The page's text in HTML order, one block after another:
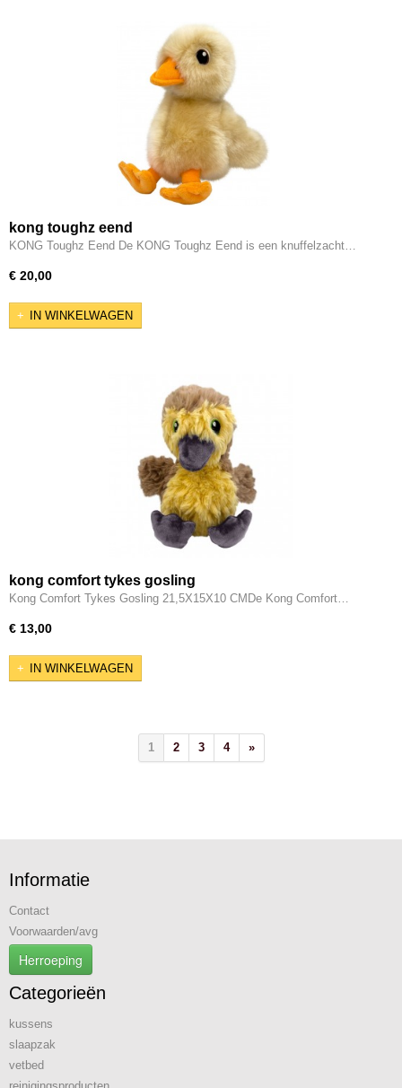
kong toughz eend
KONG Toughz Eend De KONG Toughz Eend is een knuffelzacht…
€ 20,00
IN WINKELWAGEN
kong comfort tykes gosling
Kong Comfort Tykes Gosling 21,5X15X10 CMDe Kong Comfort…
€ 13,00
IN WINKELWAGEN
1 2 3 4 »
Informatie
Contact
Voorwaarden/avg
Herroeping
Categorieën
kussens
slaapzak
vetbed
reinigingsproducten